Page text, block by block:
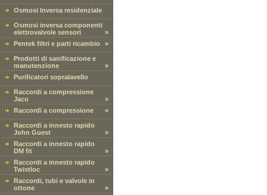
Osmosi Inversa residenziale
Osmosi inversa componenti
elettrovalvole sensori
»
Pentek filtri e parti ricambio
»
Prodotti di sanificazione e
manutenzione
»
Purificatori sopralavello
Raccordi a compressione
Jaco
»
Raccordi a compressione
»
Raccordi a innesto rapido
John Guest
»
Raccordi a innesto rapido
DM fit
»
Raccordi a innesto rapido
Twistloc
»
Raccordi, tubi e valvole in
ottone
»